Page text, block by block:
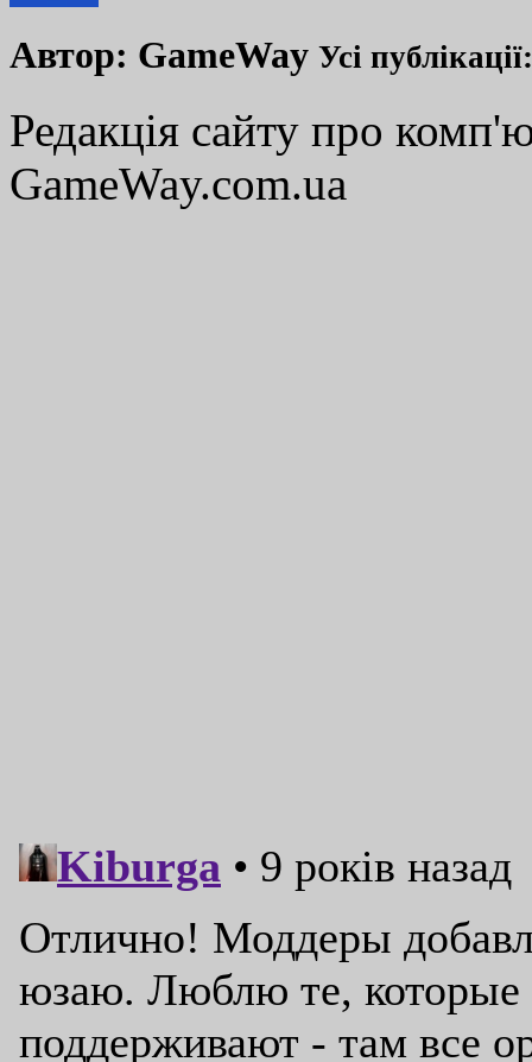
Автор: GameWay Усі
Редакція сайту про
GameWay.com.ua